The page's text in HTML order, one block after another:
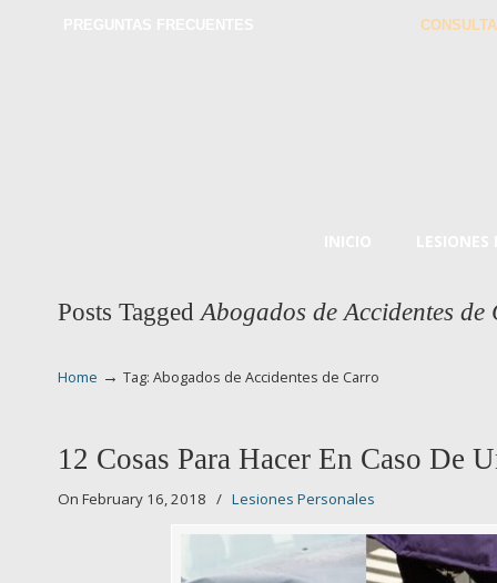
Posts Tagged Abogados de Accidentes de
Home → Tag: Abogados de Accidentes de Carro
12 Cosas Para Hacer En Caso De
On February 16, 2018 / Lesiones Personales